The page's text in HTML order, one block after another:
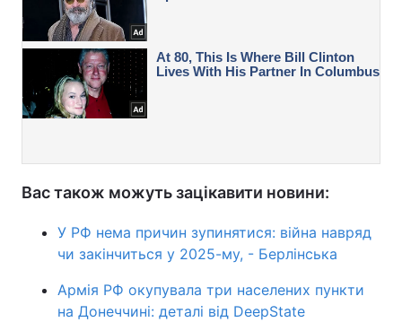
Вас також можуть зацікавити новини:
У РФ нема причин зупинятися: війна навряд
чи закінчиться у 2025-му, - Берлінська
Армія РФ окупувала три населених пункти
на Донеччині: деталі від DeepState